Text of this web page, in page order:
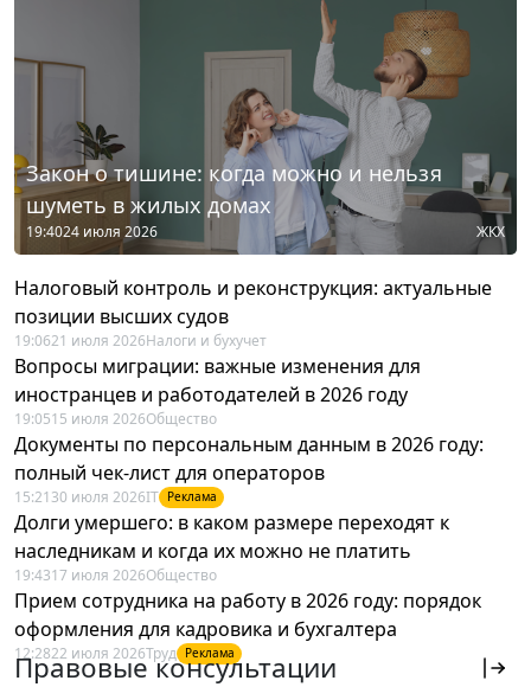
Закон о тишине: когда можно и нельзя
шуметь в жилых домах
19:4024 июля 2026 ЖКХ
Налоговый контроль и реконструкция: актуальные
позиции высших судов
19:0621 июля 2026Налоги и бухучет
Вопросы миграции: важные изменения для
иностранцев и работодателей в 2026 году
19:0515 июля 2026Общество
Документы по персональным данным в 2026 году:
полный чек-лист для операторов
15:21 30 июля 2026IT Реклама
Долги умершего: в каком размере переходят к
наследникам и когда их можно не платить
19:4317 июля 2026Общество
Прием сотрудника на работу в 2026 году: порядок
оформления для кадровика и бухгалтера
12:2822 июля 2026Труд Реклама
Правовые консультации